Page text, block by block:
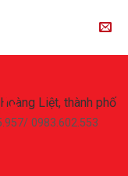
Liệt, thành phố
0983.602.553